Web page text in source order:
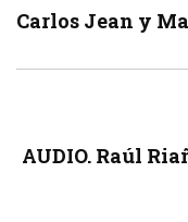
Carlos Jean y
AUDIO. Raúl